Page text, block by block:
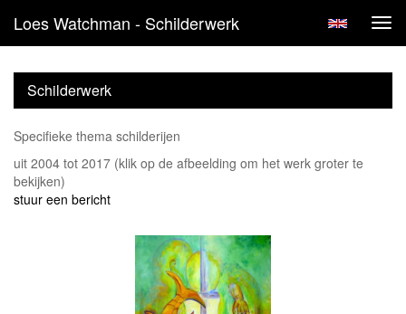
Loes Watchman - Schilderwerk
Schilderwerk
Specifieke thema schilderijen
uit 2004 tot 2017 (klik op de afbeelding om het werk groter te
bekijken)
stuur een bericht